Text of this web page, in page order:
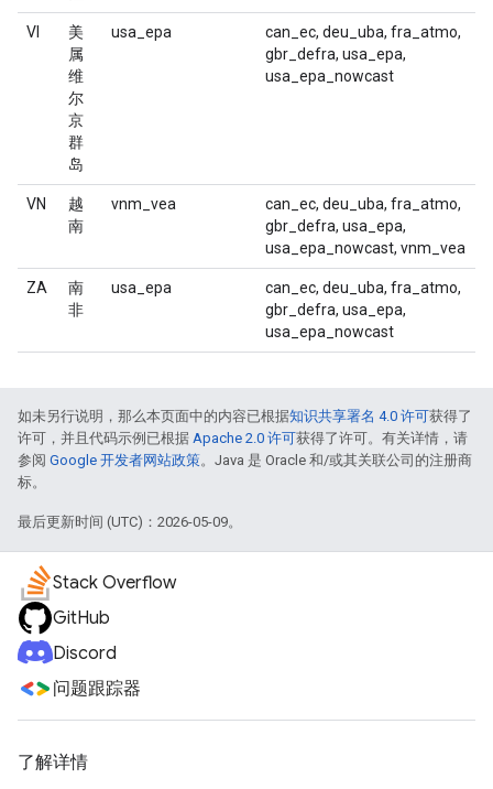
VI
美
属
维
尔
京
群
岛
usa_epa
can_ec, deu_uba, fra_atmo,
gbr_defra, usa_epa,
usa_epa_nowcast
VN
越
南
vnm_vea
can_ec, deu_uba, fra_atmo,
gbr_defra, usa_epa,
usa_epa_nowcast, vnm_vea
ZA
南
非
usa_epa
can_ec, deu_uba, fra_atmo,
gbr_defra, usa_epa,
usa_epa_nowcast
如未另行说明，那么本页面中的内容已根据知识共享署名 4.0 许可获得了
许可，并且代码示例已根据 Apache 2.0 许可获得了许可。有关详情，请
参阅 Google 开发者网站政策。Java 是 Oracle 和/或其关联公司的注册商
标。
最后更新时间 (UTC)：2026-05-09。
Stack Overflow
GitHub
Discord
问题跟踪器
了解详情